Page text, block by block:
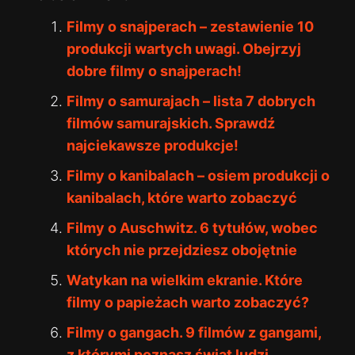
Filmy o snajperach – zestawienie 10
produkcji wartych uwagi. Obejrzyj
dobre filmy o snajperach!
Filmy o samurajach – lista 7 dobrych
filmów samurajskich. Sprawdź
najciekawsze produkcje!
Filmy o kanibalach – osiem produkcji o
kanibalach, które warto zobaczyć
Filmy o Auschwitz. 6 tytułów, wobec
których nie przejdziesz obojętnie
Watykan na wielkim ekranie. Które
filmy o papieżach warto zobaczyć?
Filmy o gangach. 9 filmów z gangami,